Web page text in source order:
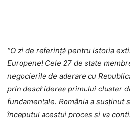
“O zi de referință pentru istoria
Europene! Cele 27 de state
negocierile de aderare cu
prin deschiderea primului cluster
fundamentale. România a susținut
începutul acestui proces și va